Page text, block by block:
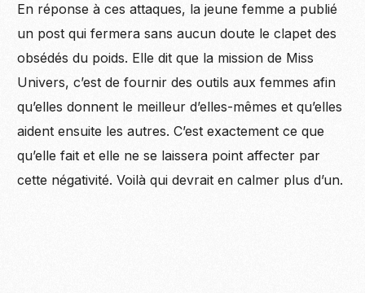
En réponse à ces attaques, la jeune femme a publié
un post qui fermera sans aucun doute le clapet des
obsédés du poids. Elle dit que la mission de Miss
Univers, c’est de fournir des outils aux femmes afin
qu’elles donnent le meilleur d’elles-mêmes et qu’elles
aident ensuite les autres. C’est exactement ce que
qu’elle fait et elle ne se laissera point affecter par
cette négativité. Voilà qui devrait en calmer plus d’un.